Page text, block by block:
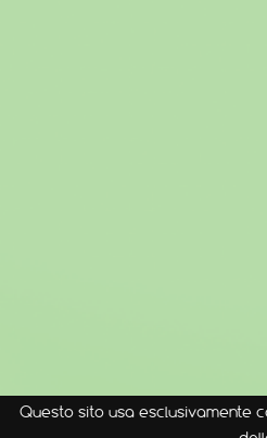
Questo sito usa